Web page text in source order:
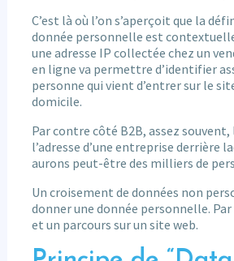
C’est là où l’on s’aperçoit que la
donnée personnelle est
une adresse IP collectée chez un
en ligne va permettre d’identifier
personne qui vient d’entrer sur le
domicile.
Par contre côté B2B, assez souvent,
l’adresse d’une entreprise derrière
aurons peut-être des milliers de
Un croisement de données non
donner une donnée personnelle.
et un parcours sur un site web.